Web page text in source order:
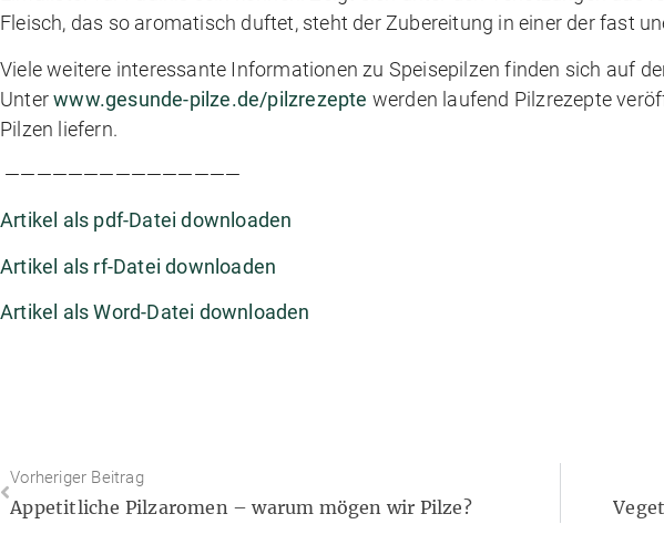
Fleisch, das so aromatisch duftet, steht der Zubereitung in einer der fast
Viele weitere interessante Informationen zu Speisepilzen finden sich auf
Unterwww.gesunde-pilze.de/pilzrezepte werden laufend Pilzrezepte
Pilzen liefern.
———————————————
Artikel als pdf-Datei downloaden
Artikel als rf-Datei downloaden
Artikel als Word-Datei downloaden
Vorheriger Beitrag
Appetitliche Pilzaromen – warum mögen wir Pilze?